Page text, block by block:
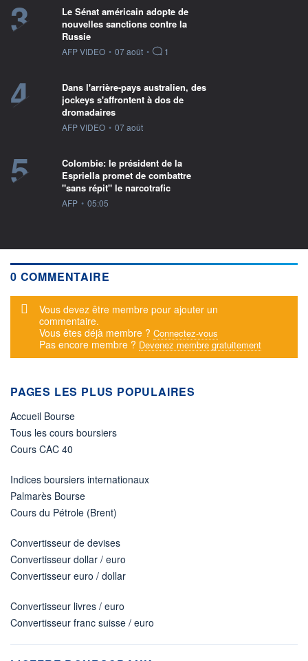
3
Le Sénat américain adopte de
nouvelles sanctions contre la
Russie
information fournie par
AFP VIDEO • 07 août • 1
4
Dans l'arrière-pays australien, des
jockeys s'affrontent à dos de
dromadaires
information fournie par
AFP VIDEO • 07 août
5
Colombie: le président de la
Espriella promet de combattre
"sans répit" le narcotrafic
information fournie par
AFP • 05:05
0 COMMENTAIRE
Message d'alerte
Vous devez être membre pour ajouter un
commentaire.
Vous êtes déjà membre ? Connectez-vous
Pas encore membre ? Devenez membre gratuitement
PAGES LES PLUS POPULAIRES
Accueil Bourse
Tous les cours boursiers
Cours CAC 40
Indices boursiers internationaux
Palmarès Bourse
Cours du Pétrole (Brent)
Convertisseur de devises
Convertisseur dollar / euro
Convertisseur euro / dollar
Convertisseur livres / euro
Convertisseur franc suisse / euro